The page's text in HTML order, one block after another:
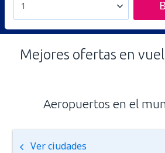
1
Mejores ofertas en
Aeropuertos en el
Ver ciudades